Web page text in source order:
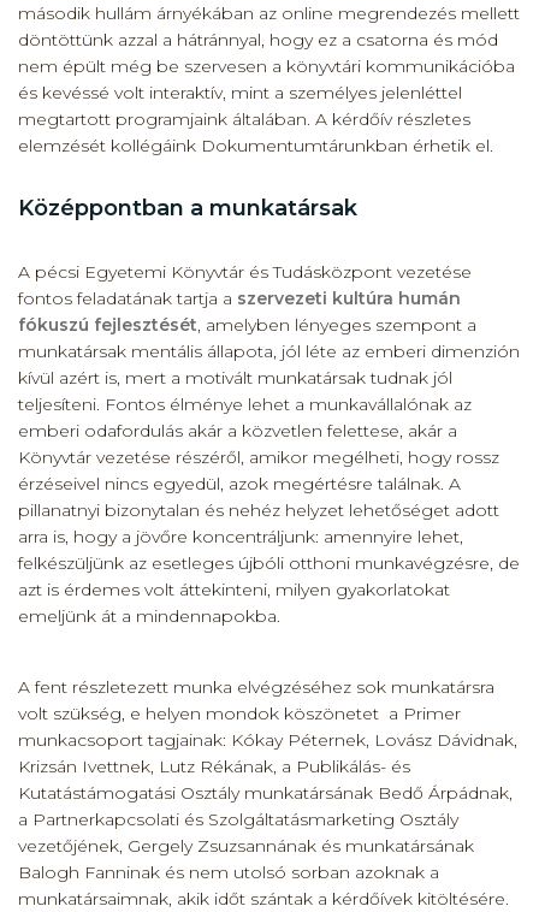
második hullám árnyékában az online megrendezés mellett
döntöttünk azzal a hátránnyal, hogy ez a csatorna és mód
nem épült még be szervesen a könyvtári kommunikációba
és kevéssé volt interaktív, mint a személyes jelenléttel
megtartott programjaink általában. A kérdőív részletes
elemzését kollégáink Dokumentumtárunkban érhetik el.
Középpontban a munkatársak
A pécsi Egyetemi Könyvtár és Tudásközpont vezetése
fontos feladatának tartja a szervezeti kultúra humán
fókuszú fejlesztését, amelyben lényeges szempont a
munkatársak mentális állapota, jól léte az emberi dimenzión
kívül azért is, mert a motivált munkatársak tudnak jól
teljesíteni. Fontos élménye lehet a munkavállalónak az
emberi odafordulás akár a közvetlen felettese, akár a
Könyvtár vezetése részéről, amikor megélheti, hogy rossz
érzéseivel nincs egyedül, azok megértésre találnak. A
pillanatnyi bizonytalan és nehéz helyzet lehetőséget adott
arra is, hogy a jövőre koncentráljunk: amennyire lehet,
felkészüljünk az esetleges újbóli otthoni munkavégzésre, de
azt is érdemes volt áttekinteni, milyen gyakorlatokat
emeljünk át a mindennapokba.
A fent részletezett munka elvégzéséhez sok munkatársra
volt szükség, e helyen mondok köszönetet a Primer
munkacsoport tagjainak: Kókay Péternek, Lovász Dávidnak,
Krizsán Ivettnek, Lutz Rékának, a Publikálás- és
Kutatástámogatási Osztály munkatársának Bedő Árpádnak,
a Partnerkapcsolati és Szolgáltatásmarketing Osztály
vezetőjének, Gergely Zsuzsannának és munkatársának
Balogh Fanninak és nem utolsó sorban azoknak a
munkatársaimnak, akik időt szántak a kérdőívek kitöltésére.